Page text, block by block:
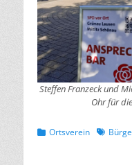
Steffen Franzeck und
Ohr für
Kategorien
Ortsverein